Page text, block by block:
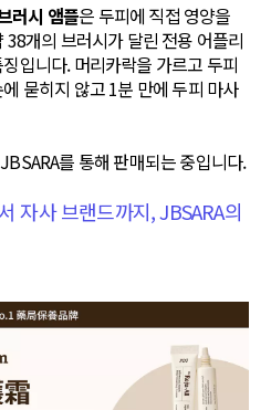
러시 앰플은 두피에 직접 영양을
개의 브러시가 달린 전용 어플리
입니다. 머리카락을 가르고 두피
묻히지 않고 1분 만에 두피 마사
를 통해 판매되는 중입니다.
자사 브랜드까지, JBSARA의